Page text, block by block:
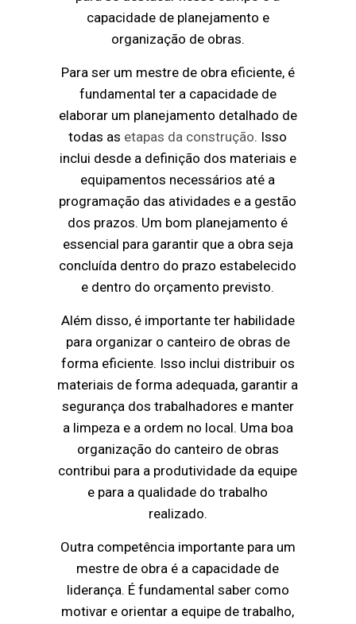
capacidade de planejamento e
organização de obras.
Para ser um mestre de obra eficiente, é
fundamental ter a capacidade de
elaborar um planejamento detalhado de
todas as etapas da construção. Isso
inclui desde a definição dos materiais e
equipamentos necessários até a
programação das atividades e a gestão
dos prazos. Um bom planejamento é
essencial para garantir que a obra seja
concluída dentro do prazo estabelecido
e dentro do orçamento previsto.
Além disso, é importante ter habilidade
para organizar o canteiro de obras de
forma eficiente. Isso inclui distribuir os
materiais de forma adequada, garantir a
segurança dos trabalhadores e manter
a limpeza e a ordem no local. Uma boa
organização do canteiro de obras
contribui para a produtividade da equipe
e para a qualidade do trabalho
realizado.
Outra competência importante para um
mestre de obra é a capacidade de
liderança. É fundamental saber como
motivar e orientar a equipe de trabalho,